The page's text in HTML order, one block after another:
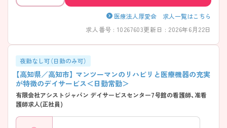
医療法人厚愛会 求人一覧はこちら
求人番号 : 10267603更新日 : 2026年6月22日
夜勤なし可（日勤のみ可）
【高知県／高知市】 マンツーマンのリハビリと医療機器の充実
が特徴のデイサービス＜日勤常勤＞
有限会社アシストジャパン デイサービスセンター7号館の看護師、准看
護師求人(正社員)